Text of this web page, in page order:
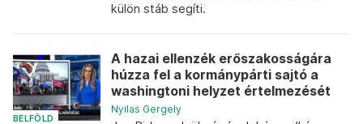
külön stáb segíti.
BELFÖLD
A hazai ellenzék erőszakosságára
húzza fel a kormánypárti sajtó a
washingtoni helyzet értelmezését
Nyilas Gergely